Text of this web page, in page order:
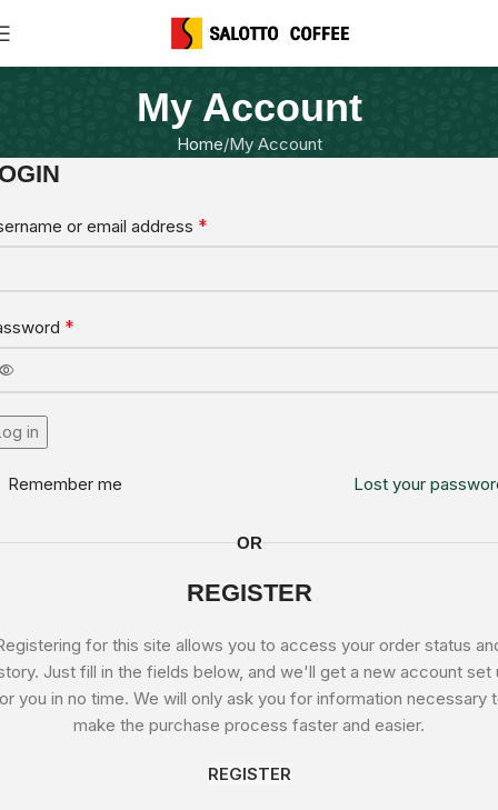
My Account
Home My Account
or email address *
*
in
Lost your
Remember me
OR
REGISTER
for this site allows you to access your order status
Just fill in the fields below, and we'll get a new account set
you in no time. We will only ask you for information necessary
make the purchase process faster and easier.
REGISTER